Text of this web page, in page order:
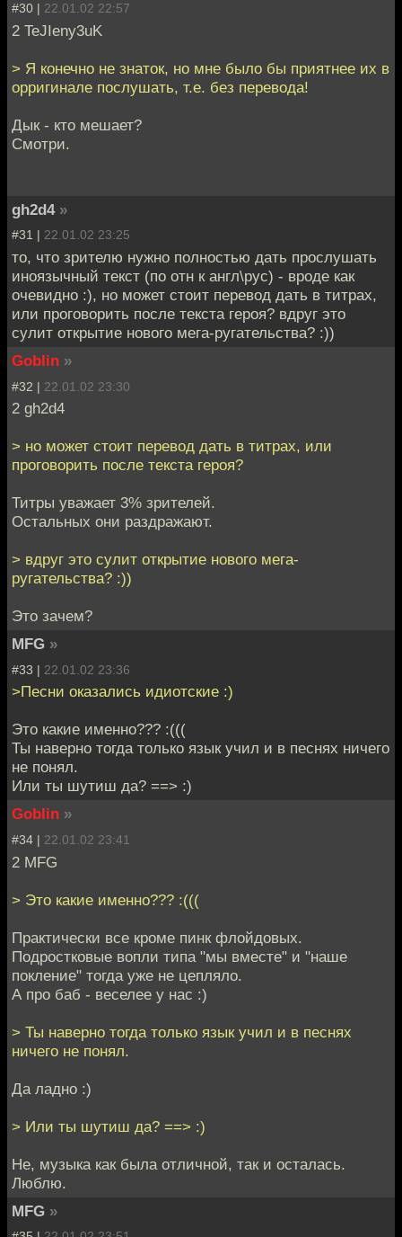
#30 | 22.01.02 22:57
2 TeJIeny3uK
> Я конечно не знаток, но мне было бы приятнее их в
орригинале послушать, т.е. без перевода!
Дык - кто мешает?
Смотри.
gh2d4 »
#31 | 22.01.02 23:25
то, что зрителю нужно полностью дать прослушать
иноязычный текст (по отн к англ\рус) - вроде как
очевидно :), но может стоит перевод дать в титрах,
или проговорить после текста героя? вдруг это
сулит открытие нового мега-ругательства? :))
Goblin »
#32 | 22.01.02 23:30
2 gh2d4
> но может стоит перевод дать в титрах, или
проговорить после текста героя?
Титры уважает 3% зрителей.
Остальных они раздражают.
> вдруг это сулит открытие нового мега-
ругательства? :))
Это зачем?
MFG »
#33 | 22.01.02 23:36
>Песни оказались идиотские :)
Это какие именно??? :(((
Ты наверно тогда только язык учил и в песнях ничего
не понял.
Или ты шутиш да? ==> :)
Goblin »
#34 | 22.01.02 23:41
2 MFG
> Это какие именно??? :(((
Практически все кроме пинк флойдовых.
Подростковые вопли типа "мы вместе" и "наше
покление" тогда уже не цепляло.
А про баб - веселее у нас :)
> Ты наверно тогда только язык учил и в песнях
ничего не понял.
Да ладно :)
> Или ты шутиш да? ==> :)
Не, музыка как была отличной, так и осталась.
Люблю.
MFG »